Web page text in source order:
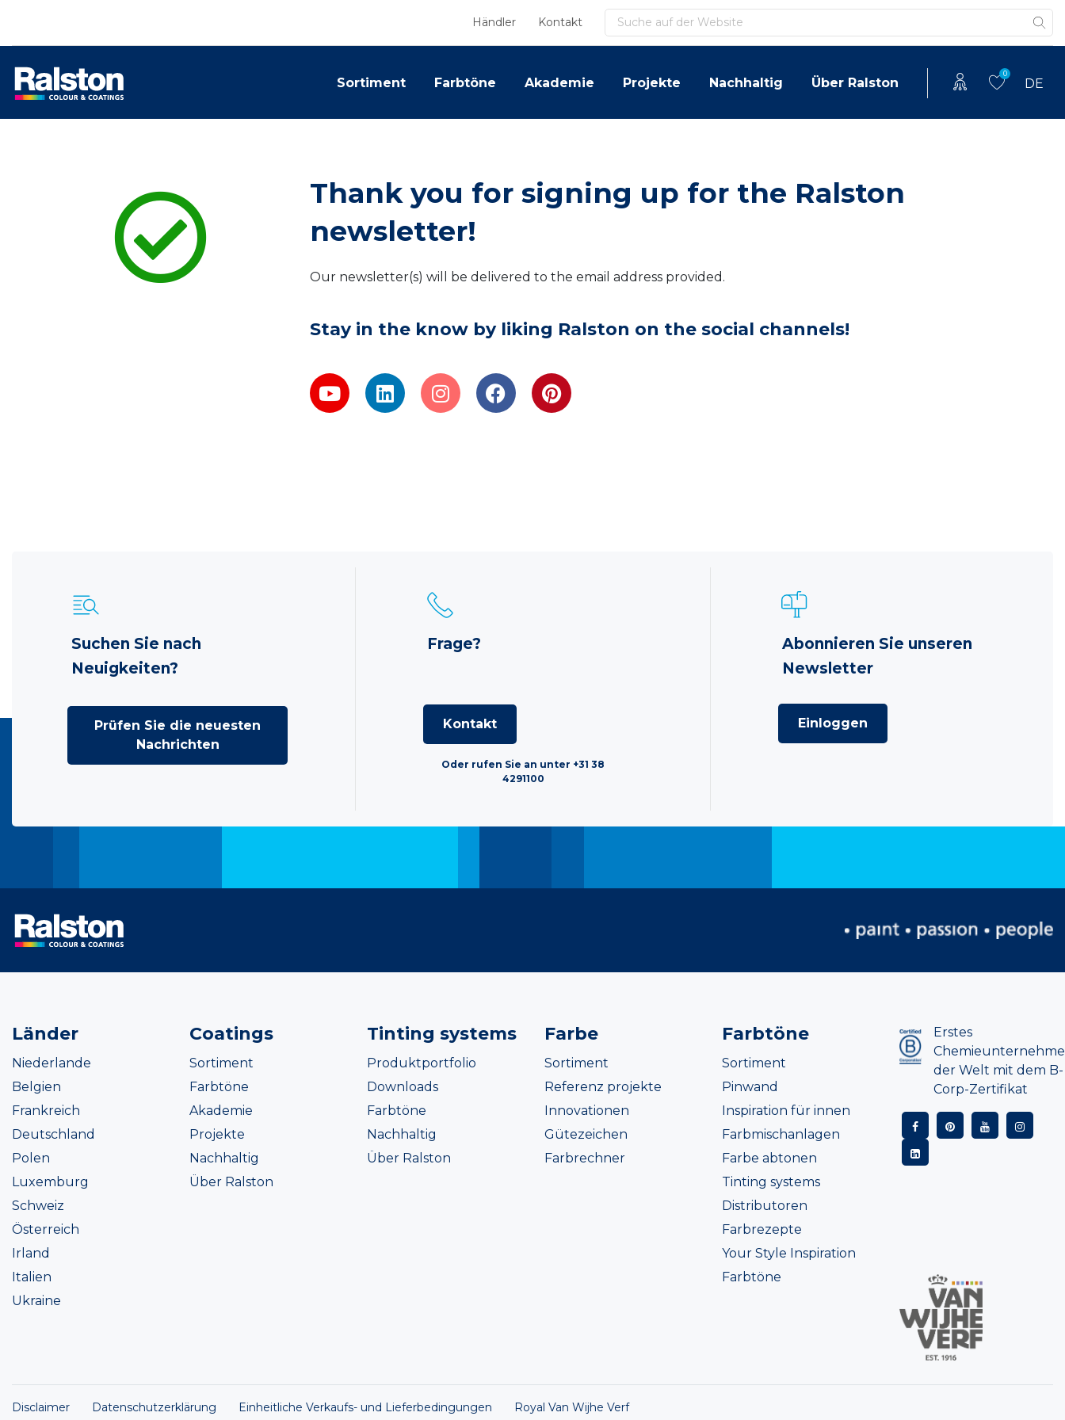
Händler Kontakt Suchen
Sortiment Farbtöne Akademie Projekte Nachhaltig Über Ralston
0
DE
Thank you for signing up for the Ralston
newsletter!
Our newsletter(s) will be delivered to the email address provided.
Stay in the know by liking Ralston on the social channels!
Suchen Sie nach
Neuigkeiten?
Prüfen Sie die neuesten
Nachrichten
Frage?
Kontakt
Oder rufen Sie an unter +31 38
4291100
Abonnieren Sie unseren
Newsletter
Einloggen
Länder
Niederlande
Belgien
Frankreich
Deutschland
Polen
Luxemburg
Schweiz
Österreich
Irland
Italien
Ukraine
Coatings
Sortiment
Farbtöne
Akademie
Projekte
Nachhaltig
Über Ralston
Tinting systems
Produktportfolio
Downloads
Farbtöne
Nachhaltig
Über Ralston
Farbe
Sortiment
Referenz projekte
Innovationen
Gütezeichen
Farbrechner
Farbtöne
Sortiment
Pinwand
Inspiration für innen
Farbmischanlagen
Farbe abtonen
Tinting systems
Distributoren
Farbrezepte
Your Style Inspiration
Farbtöne
Erstes
der Welt mit dem B-
Corp-Zertifikat
Disclaimer Datenschutzerklärung Einheitliche Verkaufs- und Lieferbedingungen Royal Van Wijhe Verf